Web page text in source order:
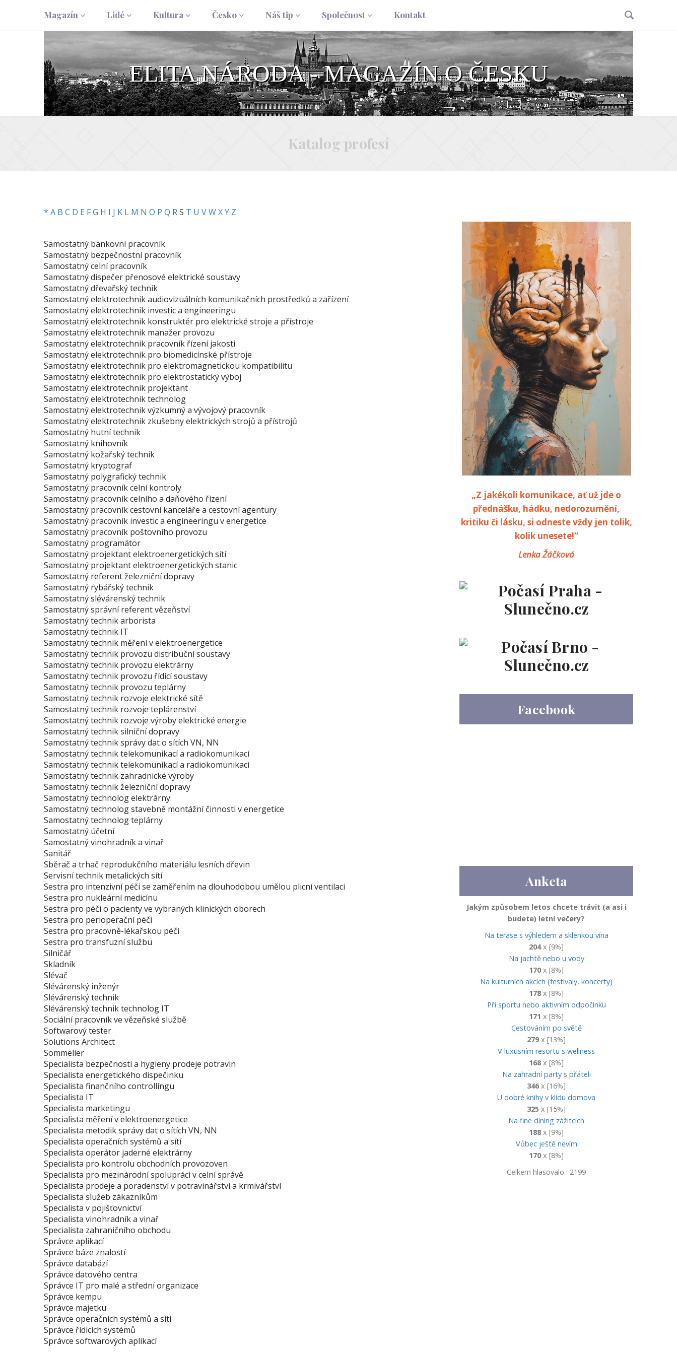
Magazín Lidé Kultura Česko Náš tip Společnost Kontakt
ELITA NÁRODA - MAGAZÍN O ČESKU
Katalog profesí
* A B C D E FG H I J K L M N O P Q RS T U VWXY Z
Samostatný bankovní pracovník
Samostatný bezpečnostní pracovník
Samostatný celní pracovník
Samostatný dispečer přenosové elektrické soustavy
Samostatný dřevařský technik
Samostatný elektrotechnik audiovizuálních komunikačních prostředků a zařízení
Samostatný elektrotechnik investic a engineeringu
Samostatný elektrotechnik konstruktér pro elektrické stroje a přístroje
Samostatný elektrotechnik manažer provozu
Samostatný elektrotechnik pracovník řízení jakosti
Samostatný elektrotechnik pro biomedicínské přístroje
Samostatný elektrotechnik pro elektromagnetickou kompatibilitu
Samostatný elektrotechnik pro elektrostatický výboj
Samostatný elektrotechnik projektant
Samostatný elektrotechnik technolog
Samostatný elektrotechnik výzkumný a vývojový pracovník
Samostatný elektrotechnik zkušebny elektrických strojů a přístrojů
Samostatný hutní technik
Samostatný knihovník
Samostatný kožařský technik
Samostatný kryptograf
Samostatný polygrafický technik
Samostatný pracovník celní kontroly
Samostatný pracovník celního a daňového řízení
Samostatný pracovník cestovní kanceláře a cestovní agentury
Samostatný pracovník investic a engineeringu v energetice
Samostatný pracovník poštovního provozu
Samostatný programátor
Samostatný projektant elektroenergetických sítí
Samostatný projektant elektroenergetických stanic
Samostatný referent železniční dopravy
Samostatný rybářský technik
Samostatný slévárenský technik
Samostatný správní referent vězeňství
Samostatný technik arborista
Samostatný technik IT
Samostatný technik měření v elektroenergetice
Samostatný technik provozu distribuční soustavy
Samostatný technik provozu elektrárny
Samostatný technik provozu řídicí soustavy
Samostatný technik provozu teplárny
Samostatný technik rozvoje elektrické sítě
Samostatný technik rozvoje teplárenství
Samostatný technik rozvoje výroby elektrické energie
Samostatný technik silniční dopravy
Samostatný technik správy dat o sítích VN, NN
Samostatný technik telekomunikací a radiokomunikací
Samostatný technik telekomunikací a radiokomunikací
Samostatný technik zahradnické výroby
Samostatný technik železniční dopravy
Samostatný technolog elektrárny
Samostatný technolog stavebně montážní činnosti v energetice
Samostatný technolog teplárny
Samostatný účetní
Samostatný vinohradník a vinař
Sanitář
Sběrač a trhač reprodukčního materiálu lesních dřevin
Servisní technik metalických sítí
Sestra pro intenzivní péči se zaměřením na dlouhodobou umělou plicní ventilaci
Sestra pro nukleární medicínu
Sestra pro péči o pacienty ve vybraných klinických oborech
Sestra pro perioperační péči
Sestra pro pracovně-lékařskou péči
Sestra pro transfuzní službu
Silničář
Skladník
Slévač
Slévárenský inženýr
Slévárenský technik
Slévárenský technik technolog IT
Sociální pracovník ve vězeňské službě
Softwarový tester
Solutions Architect
Sommelier
Specialista bezpečnosti a hygieny prodeje potravin
Specialista energetického dispečinku
Specialista finančního controllingu
Specialista IT
Specialista marketingu
Specialista měření v elektroenergetice
Specialista metodik správy dat o sítích VN, NN
Specialista operačních systémů a sítí
Specialista operátor jaderné elektrárny
Specialista pro kontrolu obchodních provozoven
Specialista pro mezinárodní spolupráci v celní správě
Specialista prodeje a poradenství v potravinářství a krmivářství
Specialista služeb zákazníkům
Specialista v pojišťovnictví
Specialista vinohradník a vinař
Specialista zahraničního obchodu
Správce aplikací
Správce báze znalostí
Správce databází
Správce datového centra
Správce IT pro malé a střední organizace
Správce kempu
Správce majetku
Správce operačních systémů a sítí
Správce řídicích systémů
Správce softwarových aplikací
„Z jakékoli komunikace, ať už jde o
přednášku, hádku, nedorozumění,
kritiku či lásku, si odneste vždy jen tolik,
kolik unesete!“
Lenka Žáčková
Facebook
Anketa
Jakým způsobem letos chcete trávit (a asi i
budete) letní večery?
Na terase s výhledem a sklenkou vína
204x [9%]
Na jachtě nebo u vody
170 x [8%]
Na kulturních akcích (festivaly, koncerty)
178 x [8%]
Při sportu nebo aktivním odpočinku
171 x [8%]
Cestováním po světě
279 x [13%]
V luxusním resortu s wellness
168 x [8%]
Na zahradní party s přáteli
346 x [16%]
U dobré knihy v klidu domova
325 x [15%]
Na fine dining zážitcích
188 x [9%]
Vůbec ještě nevím
170 x [8%]
Celkem hlasovalo : 2199